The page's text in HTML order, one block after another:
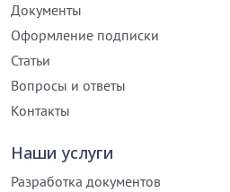
Документы
Оформление подписки
Статьи
Вопросы и ответы
Контакты
Наши услуги
Разработка документов